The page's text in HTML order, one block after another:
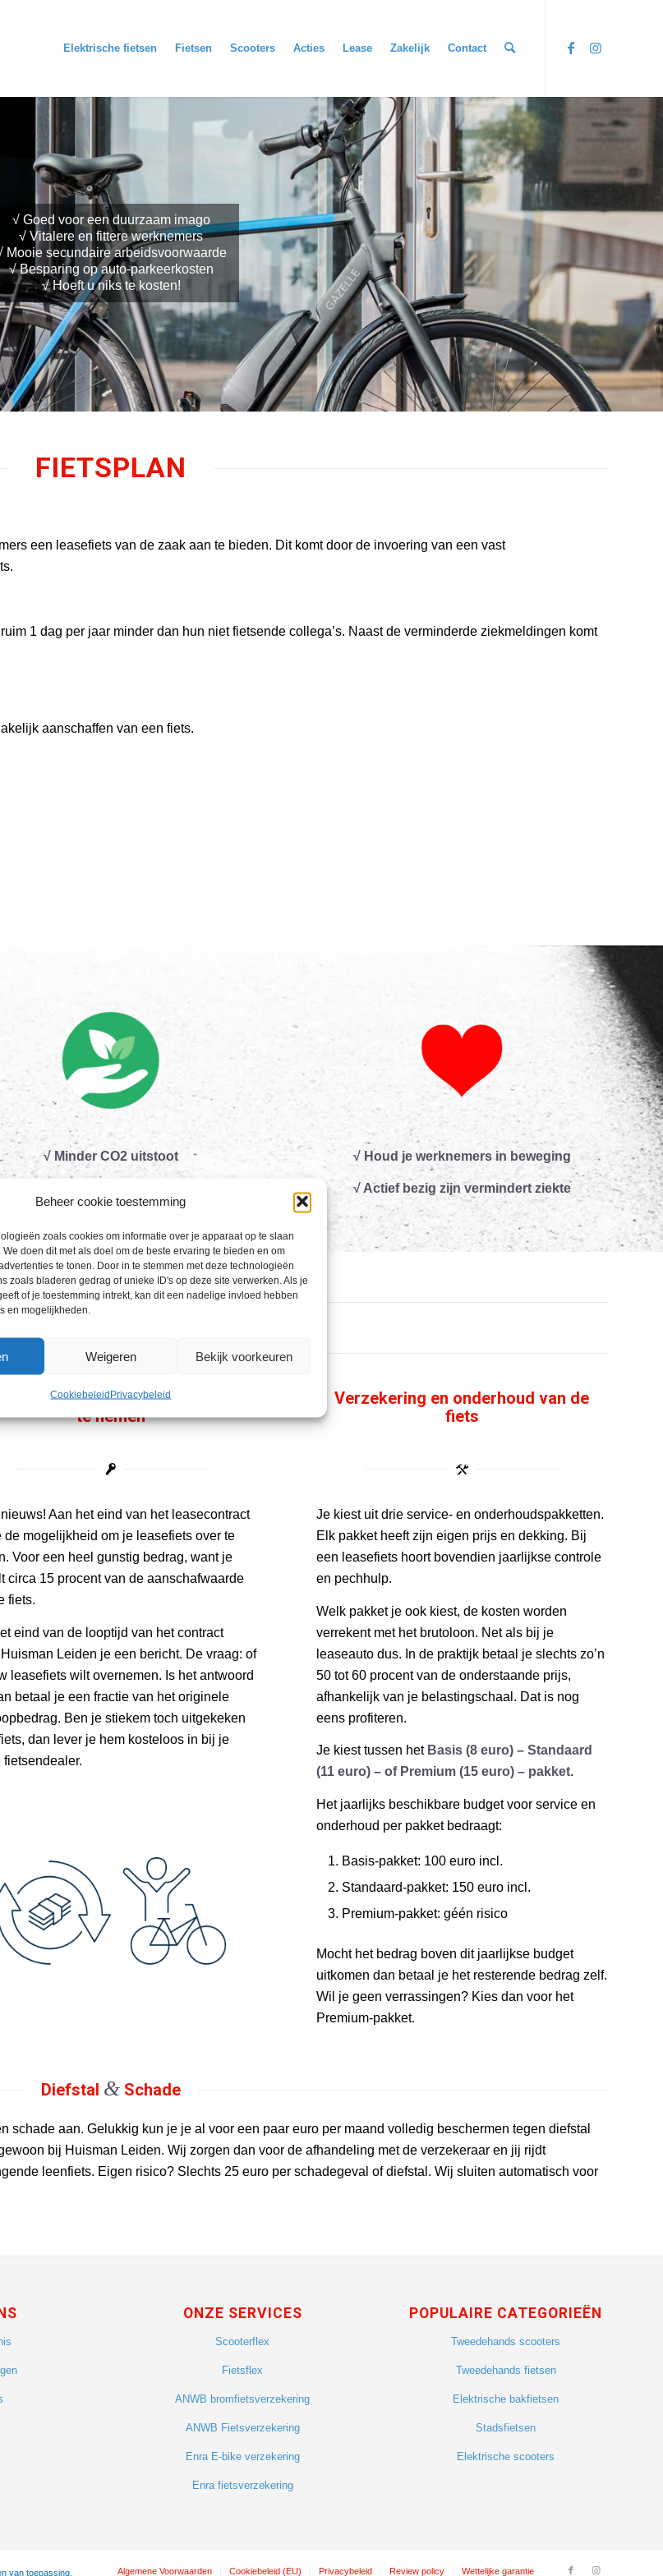
Beheer cookie toestemming
zoals cookies om informatie over je apparaat op te slaan
doen dit met als doel om de beste ervaring te bieden en om
te tonen. Door in te stemmen met deze technologieën
zoals bladeren gedrag of unieke ID's op deze site verwerken. Als je
of je toestemming intrekt, kan dit een nadelige invloed hebben
en mogelijkheden.
Weigeren Bekijk voorkeuren
CookiebeleidPrivacybeleid
Elektrische fietsen Fietsen Scooters Acties Lease Zakelijk Contact
√ Goed voor een duurzaam imago
√ Vitalere en fittere werknemers
Mooie secundaire arbeidsvoorwaarde
√ Besparing op auto-parkeerkosten
√ Hoeft u niks te kosten!
FIETSPLAN
een leasefiets van de zaak aan te bieden. Dit komt door de invoering van een vast
1 dag per jaar minder dan hun niet fietsende collega’s. Naast de verminderde ziekmeldingen komt
aanschaffen van een fiets.
√ Minder CO2 uitstoot √ Houd je werknemers in beweging
√ Actief bezig zijn vermindert ziekte
Hoe werkt zakelijk leasen?
om jouw leasefiets over
te nemen
Aan het eind van het leasecontract
de mogelijkheid om je leasefiets over te
Voor een heel gunstig bedrag, want je
circa 15 procent van de aanschafwaarde
fiets.
eind van de looptijd van het contract
Leiden je een bericht. De vraag: of
leasefiets wilt overnemen. Is het antwoord
betaal je een fractie van het originele
Ben je stiekem toch uitgekeken
dan lever je hem kosteloos in bij je
fietsendealer.
Verzekering en onderhoud van de
fiets
Je kiest uit drie service- en onderhoudspakketten.
Elk pakket heeft zijn eigen prijs en dekking. Bij
een leasefiets hoort bovendien jaarlijkse controle
en pechhulp.
Welk pakket je ook kiest, de kosten worden
verrekent met het brutoloon. Net als bij je
leaseauto dus. In de praktijk betaal je slechts zo’n
50 tot 60 procent van de onderstaande prijs,
afhankelijk van je belastingschaal. Dat is nog
eens profiteren.
Je kiest tussen het Basis (8 euro) – Standaard
(11 euro) – of Premium (15 euro) – pakket.
Het jaarlijks beschikbare budget voor service en
onderhoud per pakket bedraagt:
Basis-pakket: 100 euro incl.
Standaard-pakket: 150 euro incl.
Premium-pakket: géén risico
Mocht het bedrag boven dit jaarlijkse budget
uitkomen dan betaal je het resterende bedrag zelf.
Wil je geen verrassingen? Kies dan voor het
Premium-pakket.
Diefstal & Schade
schade aan. Gelukkig kun je je al voor een paar euro per maand volledig beschermen tegen diefstal
bij Huisman Leiden. Wij zorgen dan voor de afhandeling met de verzekeraar en jij rijdt
leenfiets. Eigen risico? Slechts 25 euro per schadegeval of diefstal. Wij sluiten automatisch voor
ONZE SERVICES
Scooterflex
Fietsflex
ANWB bromfietsverzekering
ANWB Fietsverzekering
Enra E-bike verzekering
Enra fietsverzekering
POPULAIRE CATEGORIEËN
Tweedehands scooters
Tweedehands fietsen
Elektrische bakfietsen
Stadsfietsen
Elektrische scooters
van toepassing. Algemene Voorwaarden Cookiebeleid (EU) Privacybeleid Review policy Wettelijke garantie